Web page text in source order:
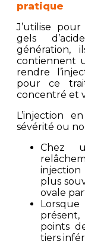
pratique
J’utilise
gels
génération,
contiennent
rendre
pour ce
concentré et
L’injection
sévérité ou
Chez
plus
ovale
points
tiers